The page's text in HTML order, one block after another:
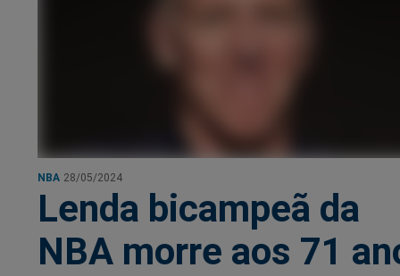
NBA 28/05/2024
Lenda bicampeã da
NBA morre aos 71